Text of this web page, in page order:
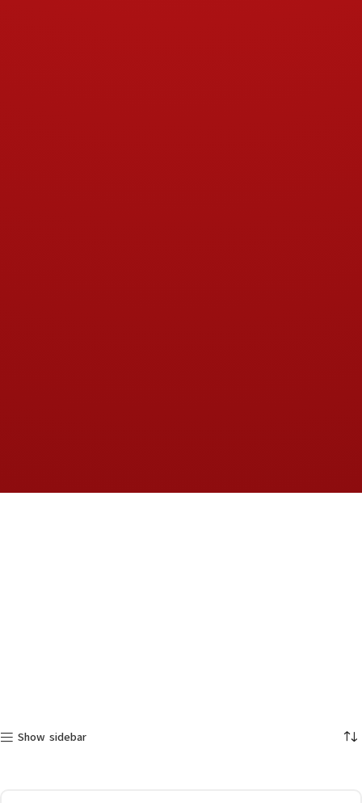
Show sidebar